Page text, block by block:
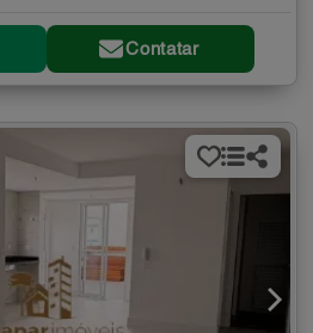
Contatar